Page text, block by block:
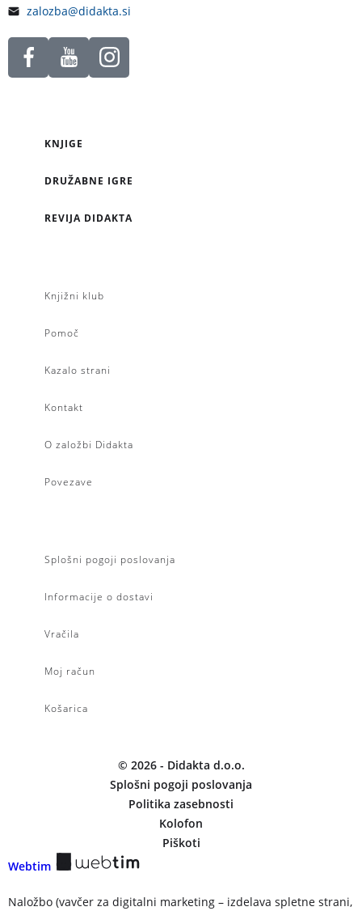
zalozba@didakta.si
KNJIGE
DRUŽABNE IGRE
REVIJA DIDAKTA
Knjižni klub
Pomoč
Kazalo strani
Kontakt
O založbi Didakta
Povezave
Splošni pogoji poslovanja
Informacije o dostavi
Vračila
Moj račun
Košarica
© 2026 - Didakta d.o.o.
Splošni pogoji poslovanja
Politika zasebnosti
Kolofon
Piškoti
Webtim
Naložbo (vavčer za digitalni marketing – izdelava spletne strani,